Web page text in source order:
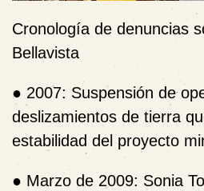
Cronología de denuncias
Bellavista
● 2007: Suspensión de
deslizamientos de tierra
estabilidad del proyecto
● Marzo de 2009: Sonia